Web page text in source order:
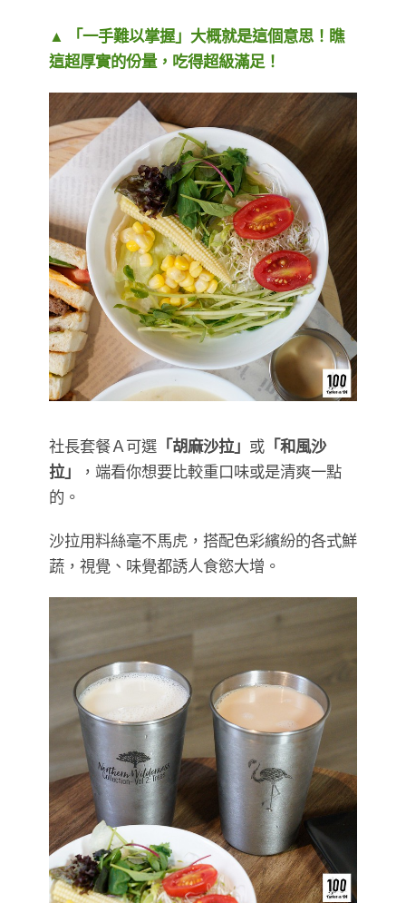
▲ 「一手難以掌握」大概就是這個意思！瞧
這超厚實的份量，吃得超級滿足！
社長套餐Ａ可選 「胡麻沙拉」 或 「和風沙
拉」
，端看你想要比較重口味或是清爽一點
的。
沙拉用料絲毫不馬虎，搭配色彩繽紛的各式鮮
蔬，視覺、味覺都誘人食慾大增。